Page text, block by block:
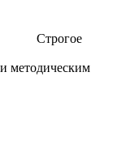
Строгое
методическим